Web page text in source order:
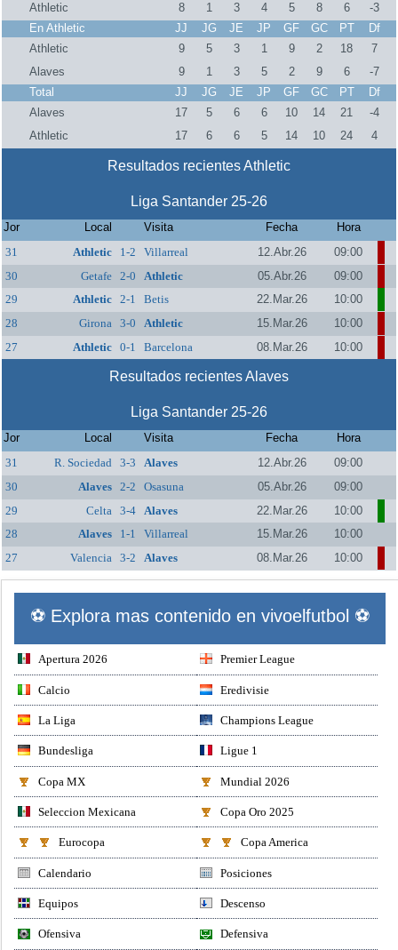
Athletic
8 1 3 4 5 8 6
-3
En Athletic
JJ JG JE JP GF GC PT
Df
Athletic
9 5 3 1 9 2 18
7
Alaves
9 1 3 5 2 9 6
-7
Total
JJ JG JE JP GF GC PT
Df
Alaves
17 5 6 6 10 14 21
-4
Athletic
17 6 6 5 14 10 24 4
Resultados recientes Athletic
Liga Santander 25-26
Jor Local Visita Fecha
Hora
31
Athletic 1-2 Villarreal 12.Abr.26
09:00
30
Getafe 2-0 Athletic 05.Abr.26
09:00
29
Athletic 2-1 Betis 22.Mar.26
10:00
28
Girona 3-0 Athletic 15.Mar.26
10:00
27
Athletic 0-1 Barcelona 08.Mar.26 10:00
Resultados recientes Alaves
Liga Santander 25-26
Jor Local Visita Fecha
Hora
31
R. Sociedad 3-3 Alaves 12.Abr.26
09:00
30
Alaves 2-2 Osasuna 05.Abr.26
09:00
29
Celta 3-4 Alaves 22.Mar.26
10:00
28
Alaves 1-1 Villarreal 15.Mar.26
10:00
27
Valencia 3-2 Alaves 08.Mar.26 10:00
⚽ Explora mas contenido en vivoelfutbol ⚽
Apertura 2026 Premier League
Calcio Eredivisie
La Liga Champions League
Bundesliga Ligue 1
Copa MX Mundial 2026
Seleccion Mexicana Copa Oro 2025
Eurocopa Copa America
Calendario Posiciones
Equipos Descenso
Ofensiva Defensiva